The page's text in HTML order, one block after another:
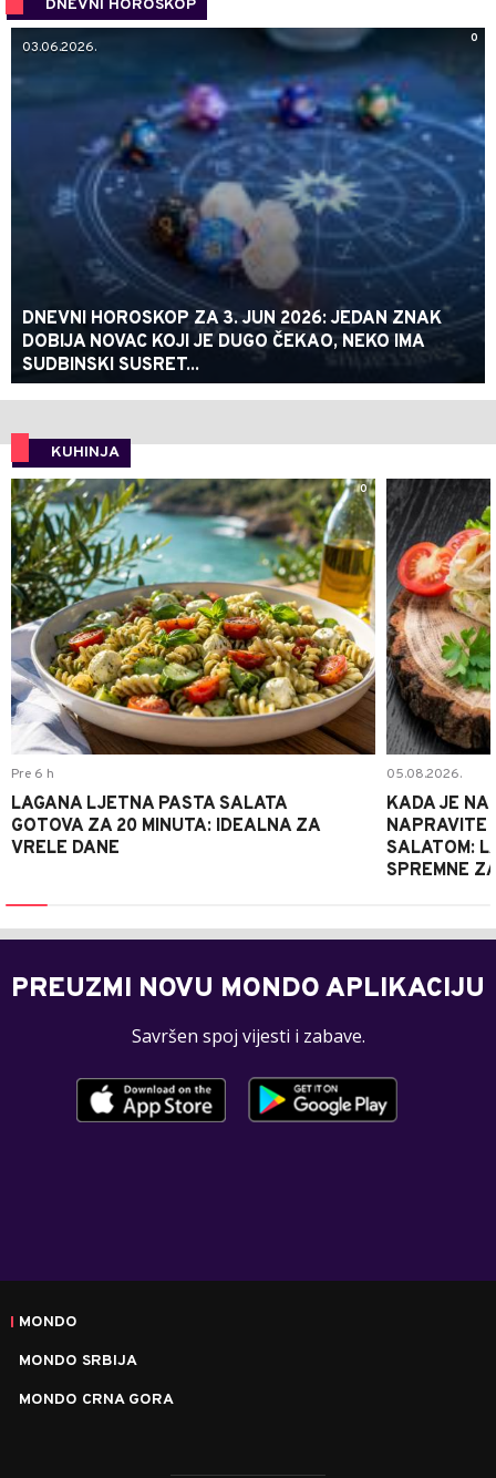
DNEVNI HOROSKOP
0
03.06.2026.
DNEVNI HOROSKOP ZA 3. JUN 2026: JEDAN ZNAK
DOBIJA NOVAC KOJI JE DUGO ČEKAO, NEKO IMA
SUDBINSKI SUSRET...
KUHINJA
0
Pre 6 h
LAGANA LJETNA PASTA SALATA
GOTOVA ZA 20 MINUTA: IDEALNA ZA
VRELE DANE
05.08.2026.
KADA JE
NAPRAVITE
SALATOM:
SPREMNE
PREUZMI NOVU MONDO APLIKACIJU
Savršen spoj vijesti i zabave.
MONDO
MONDO SRBIJA
MONDO CRNA GORA